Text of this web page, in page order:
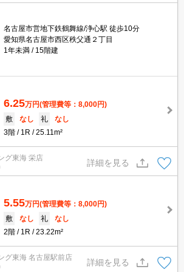
名古屋市営地下鉄鶴舞線/浄心駅 徒歩10分
愛知県名古屋市西区秩父通２丁目
1年未満
15階建
6.25万円(管理費等：8,000円)
敷
なし 礼
なし
3階
1R 25.11m²
グ東海 栄店
詳細を見る
5.55万円(管理費等：8,000円)
敷
なし 礼
なし
2階
1R 23.22m²
グ東海 名古屋駅前店
詳細を見る